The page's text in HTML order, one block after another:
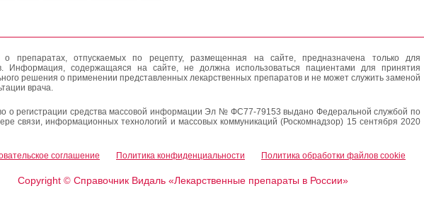
о препаратах, отпускаемых по рецепту, размещенная на сайте, предназначена только для
Информация, содержащаяся на сайте, не должна использоваться пациентами для принятия
решения о применении представленных лекарственных препаратов и не может служить заменой
врача.
о регистрации средства массовой информации Эл № ФС77-79153 выдано Федеральной службой по
связи, информационных технологий и массовых коммуникаций (Роскомнадзор) 15 сентября 2020
соглашение Политика конфиденциальности Политика обработки файлов cookie
Copyright ©Справочник Видаль «Лекарственные препараты в России»